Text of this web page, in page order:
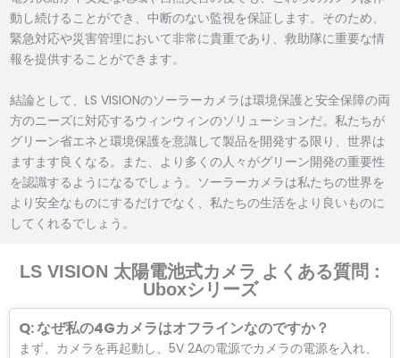
動し続けることができ、中断のない監視を保証します。そのため、
緊急対応や災害管理において非常に貴重であり、救助隊に重要な情
報を提供することができます。
結論として、LS VISIONのソーラーカメラは環境保護と安全保障の両
方のニーズに対応するウィンウィンのソリューションだ。私たちが
グリーン省エネと環境保護を意識して製品を開発する限り、世界は
ますます良くなる。また、より多くの人々がグリーン開発の重要性
を認識するようになるでしょう。ソーラーカメラは私たちの世界を
より安全なものにするだけでなく、私たちの生活をより良いものに
してくれるでしょう。
LS VISION 太陽電池式カメラ よくある質問 :
Uboxシリーズ
Q: なぜ私の4Gカメラはオフラインなのですか？
まず、カメラを再起動し、5V 2Aの電源でカメラの電源を入れ、